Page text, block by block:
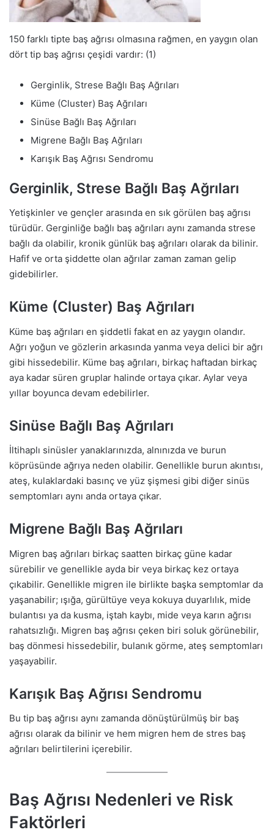
150 farklı tipte baş ağrısı olmasına rağmen, en yaygın olan
dört tip baş ağrısı çeşidi vardır: (1)
Gerginlik, Strese Bağlı Baş Ağrıları
Küme (Cluster) Baş Ağrıları
Sinüse Bağlı Baş Ağrıları
Migrene Bağlı Baş Ağrıları
Karışık Baş Ağrısı Sendromu
Gerginlik, Strese Bağlı Baş Ağrıları
Yetişkinler ve gençler arasında en sık görülen baş ağrısı
türüdür. Gerginliğe bağlı baş ağrıları aynı zamanda strese
bağlı da olabilir, kronik günlük baş ağrıları olarak da bilinir.
Hafif ve orta şiddette olan ağrılar zaman zaman gelip
gidebilirler.
Küme (Cluster) Baş Ağrıları
Küme baş ağrıları en şiddetli fakat en az yaygın olandır.
Ağrı yoğun ve gözlerin arkasında yanma veya delici bir ağrı
gibi hissedebilir. Küme baş ağrıları, birkaç haftadan birkaç
aya kadar süren gruplar halinde ortaya çıkar. Aylar veya
yıllar boyunca devam edebilirler.
Sinüse Bağlı Baş Ağrıları
İltihaplı sinüsler yanaklarınızda, alnınızda ve burun
köprüsünde ağrıya neden olabilir. Genellikle burun akıntısı,
ateş, kulaklardaki basınç ve yüz şişmesi gibi diğer sinüs
semptomları aynı anda ortaya çıkar.
Migrene Bağlı Baş Ağrıları
Migren baş ağrıları birkaç saatten birkaç güne kadar
sürebilir ve genellikle ayda bir veya birkaç kez ortaya
çıkabilir. Genellikle migren ile birlikte başka semptomlar da
yaşanabilir; ışığa, gürültüye veya kokuya duyarlılık, mide
bulantısı ya da kusma, iştah kaybı, mide veya karın ağrısı
rahatsızlığı. Migren baş ağrısı çeken biri soluk görünebilir,
baş dönmesi hissedebilir, bulanık görme, ateş semptomları
yaşayabilir.
Karışık Baş Ağrısı Sendromu
Bu tip baş ağrısı aynı zamanda dönüştürülmüş bir baş
ağrısı olarak da bilinir ve hem migren hem de stres baş
ağrıları belirtilerini içerebilir.
Baş Ağrısı Nedenleri ve Risk
Faktörleri